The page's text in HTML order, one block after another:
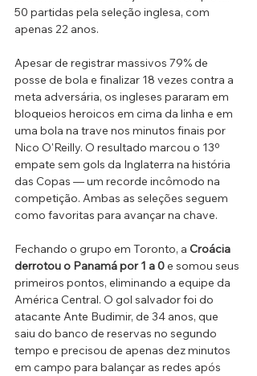
50 partidas pela seleção inglesa, com
apenas 22 anos.
Apesar de registrar massivos 79% de
posse de bola e finalizar 18 vezes contra a
meta adversária, os ingleses pararam em
bloqueios heroicos em cima da linha e em
uma bola na trave nos minutos finais por
Nico O'Reilly. O resultado marcou o 13º
empate sem gols da Inglaterra na história
das Copas — um recorde incômodo na
competição. Ambas as seleções seguem
como favoritas para avançar na chave.
Fechando o grupo em Toronto, a Croácia
derrotou o Panamá por 1 a 0 e somou seus
primeiros pontos, eliminando a equipe da
América Central. O gol salvador foi do
atacante Ante Budimir, de 34 anos, que
saiu do banco de reservas no segundo
tempo e precisou de apenas dez minutos
em campo para balançar as redes após